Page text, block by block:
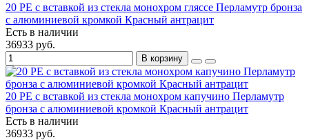
20 PE с вставкой из стекла монохром гляссе Перламутр бронза
с алюминиевой кромкой Красный антрацит
Есть в наличии
36933 руб.
В корзину
20 PE с вставкой из стекла монохром капучино Перламутр
бронза с алюминиевой кромкой Красный антрацит
Есть в наличии
36933 руб.